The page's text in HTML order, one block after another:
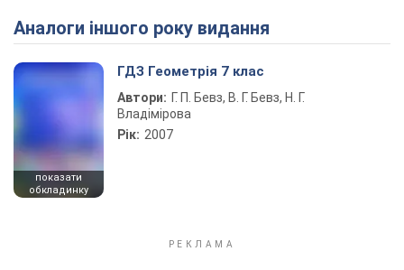
Play Video
Аналоги іншого року видання
показати
обкладинку
ГДЗ Геометрія 7 клас
Автори: Г. П. Бевз, В. Г. Бевз, Н. Г.
Владімірова
Рік: 2007